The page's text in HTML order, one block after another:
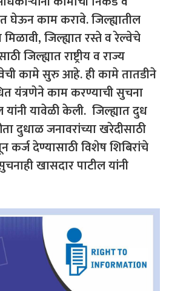
घेऊन काम करावे. जिल्ह्यातील
जिल्ह्यात रस्ते व रेल्वेचे
जिल्ह्यात राष्ट्रीय व राज्य
कामे सुरु आहे. ही कामे तातडीने
यंत्रणेने काम करण्याची सुचना
यावेळी केली. जिल्ह्यात दुध
दुधाळ जनावरांच्या खरेदीसाठी
कर्ज देण्यासाठी विशेष शिबिरांचे
खासदार पाटील यांनी